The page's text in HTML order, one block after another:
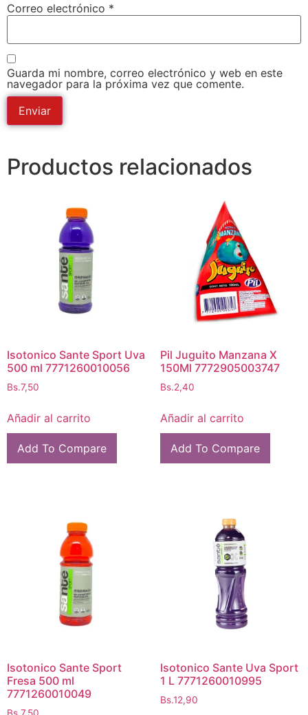
Correo electrónico *
Guarda mi nombre, correo electrónico y web en este
navegador para la próxima vez que comente.
Productos relacionados
Isotonico Sante Sport Uva
500 ml 7771260010056
Bs.7,50
Añadir al carrito
Add To Compare
Pil Juguito Manzana X
150Ml 7772905003747
Bs.2,40
Añadir al carrito
Add To Compare
Isotonico Sante Sport
Fresa 500 ml
7771260010049
Bs. 7,50
Isotonico Sante Uva Sport
1 L 7771260010995
Bs.12,90